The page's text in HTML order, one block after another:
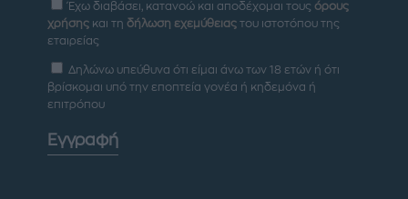
Έχω διαβάσει, κατανοώ και αποδέχομαι τους όρους
χρήσης και τη δήλωση εχεμύθειας του ιστοτόπου της
εταιρείας
Δηλώνω υπεύθυνα ότι είμαι άνω των 18 ετών ή ότι
βρίσκομαι υπό την εποπτεία γονέα ή κηδεμόνα ή
επιτρόπου
Εγγραφή